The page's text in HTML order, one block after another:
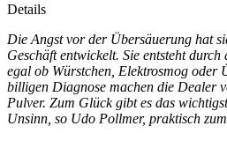
Details
Die Angst vor der Übersäuerung hat
Geschäft entwickelt. Sie entsteht durch
egal ob Würstchen, Elektrosmog oder
billigen Diagnose machen die Dealer
Pulver. Zum Glück gibt es das
Unsinn, so Udo Pollmer, praktisch